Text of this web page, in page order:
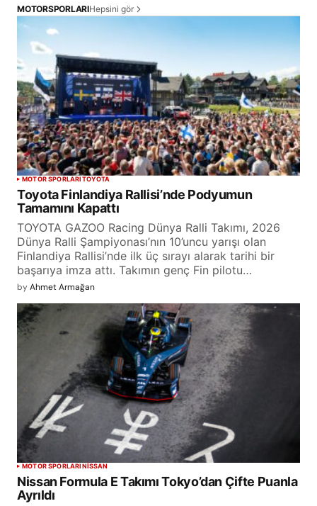
MOTORSPORLARIHepsini gör
MOTOR SPORLARITOYOTA
Toyota Finlandiya Rallisi’nde Podyumun
Tamamını Kapattı
TOYOTA GAZOO Racing Dünya Ralli Takımı, 2026
Dünya Ralli Şampiyonası’nın 10’uncu yarışı olan
Finlandiya Rallisi’nde ilk üç sırayı alarak tarihi bir
başarıya imza attı. Takımın genç Fin pilotu…
byAhmet Armağan
MOTOR SPORLARINISSAN
Nissan Formula E Takımı Tokyo’dan Çifte Puanla
Ayrıldı